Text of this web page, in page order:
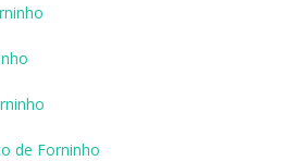
de Forninho